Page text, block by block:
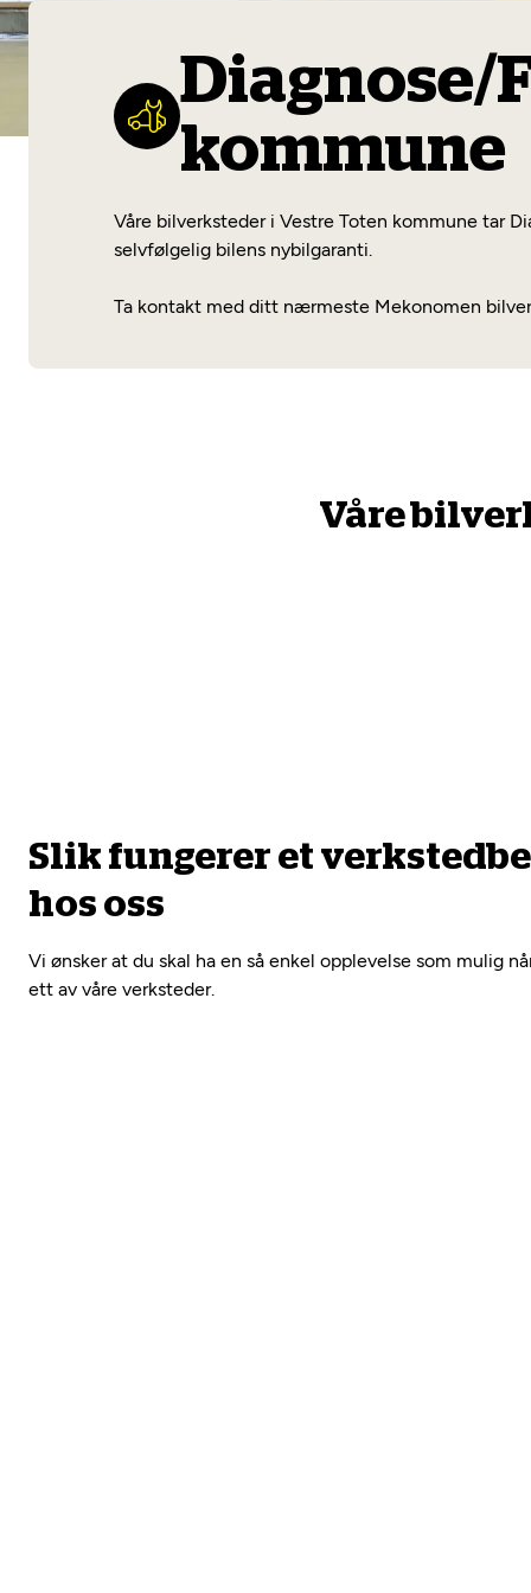
Diagnose/
kommune
Våre bilverksteder i Vestre Toten kommune tar
selvfølgelig bilens nybilgaranti.
Ta kontakt med ditt nærmeste Mekonomen
Våre
Slik fungerer et
hos oss
Vi ønsker at du skal ha en så enkel opplevelse som mulig
ett av våre verksteder.